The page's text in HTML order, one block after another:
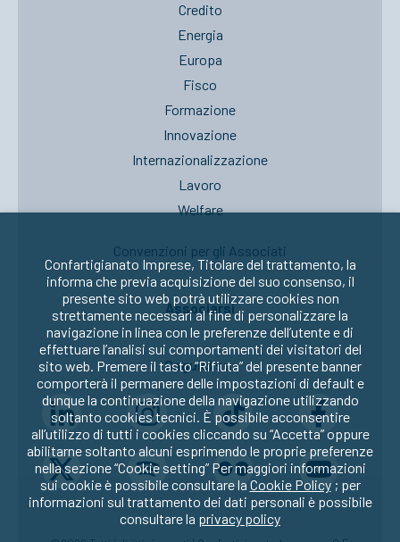
Credito
Energia
Europa
Fisco
Formazione
Innovazione
Internazionalizzazione
Lavoro
Welfare
Convenzioni per gli Associati
Associarsi
Seguici su:
Confartigianato Imprese, Titolare del trattamento, la
informa che previa acquisizione del suo consenso, il
presente sito web potrà utilizzare cookies non
strettamente necessari al fine di personalizzare la
navigazione in linea con le preferenze dell’utente e di
effettuare l’analisi sui comportamenti dei visitatori del
sito web. Premere il tasto “Rifiuta” del presente banner
comporterà il permanere delle impostazioni di default e
dunque la continuazione della navigazione utilizzando
soltanto cookies tecnici. È possibile acconsentire
all’utilizzo di tutti i cookies cliccando su “Accetta” oppure
abilitarne soltanto alcuni esprimendo le proprie preferenze
nella sezione “Cookie setting” Per maggiori informazioni
sui cookie è possibile consultare la Cookie Policy; per
informazioni sul trattamento dei dati personali è possibile
consultare la privacy policy